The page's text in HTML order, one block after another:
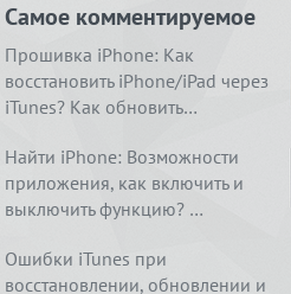
4 способа, как
Real Boxing 2
Ничего
Самое комментируемое
Прошивка iPhone: Как
восстановить iPhone/iPad через
iTunes? Как обновить…
Найти iPhone: Возможности
приложения, как включить и
выключить функцию? …
Ошибки iTunes при
восстановлении, обновлении и